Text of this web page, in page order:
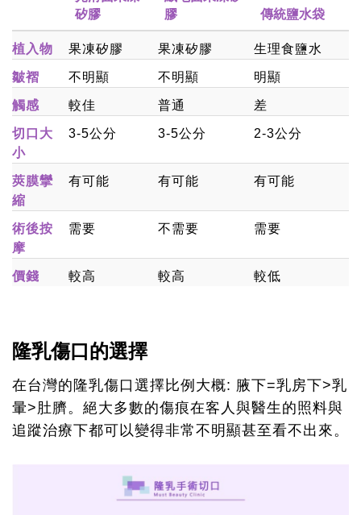
矽膠
膠
傳統鹽水袋
植入物 果凍矽膠 果凍矽膠 生理食鹽水
皺褶 不明顯 不明顯 明顯
觸感 較佳 普通 差
切口大
小
3-5公分 3-5公分 2-3公分
莢膜攣
縮
有可能 有可能 有可能
術後按
摩
需要 不需要 需要
價錢 較高 較高 較低
隆乳傷口的選擇
在台灣的隆乳傷口選擇比例大概: 腋下=乳房下>乳
暈>肚臍。絕大多數的傷痕在客人與醫生的照料與
追蹤治療下都可以變得非常不明顯甚至看不出來。